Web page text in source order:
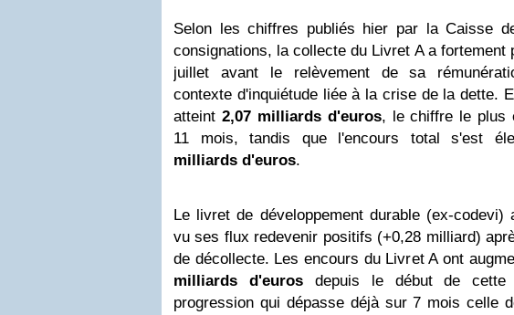
Selon les chiffres publiés hier par la Caisse
consignations, la collecte du Livret A a fortement
juillet avant le relèvement de sa
contexte d'inquiétude liée à la crise de la dette.
atteint 2,07 milliards d'euros, le chiffre le plus
11 mois, tandis que l'encours total s'est
milliards d'euros.
Le livret de développement durable (ex-codevi)
vu ses flux redevenir positifs (+0,28 milliard)
de décollecte. Les encours du Livret A ont
milliards d'eurosdepuis le début de cette
progression qui dépasse déjà sur 7 mois celle